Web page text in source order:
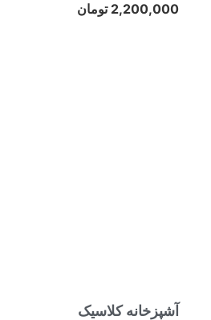
2,200,000 تومان
آشپزخانه کلاسیک